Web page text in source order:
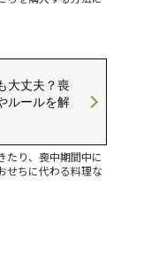
大丈夫？喪
ルールを解
たり、喪中期間中に
せちに代わる料理な